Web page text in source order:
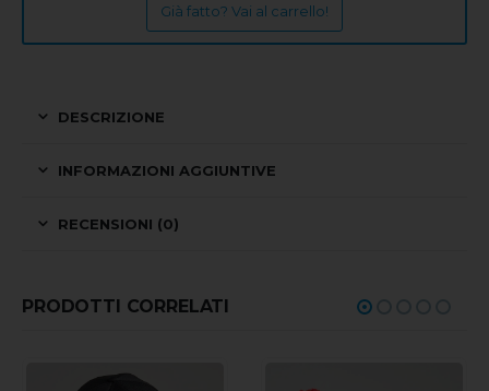
Già fatto? Vai al carrello!
DESCRIZIONE
INFORMAZIONI AGGIUNTIVE
RECENSIONI (0)
PRODOTTI CORRELATI